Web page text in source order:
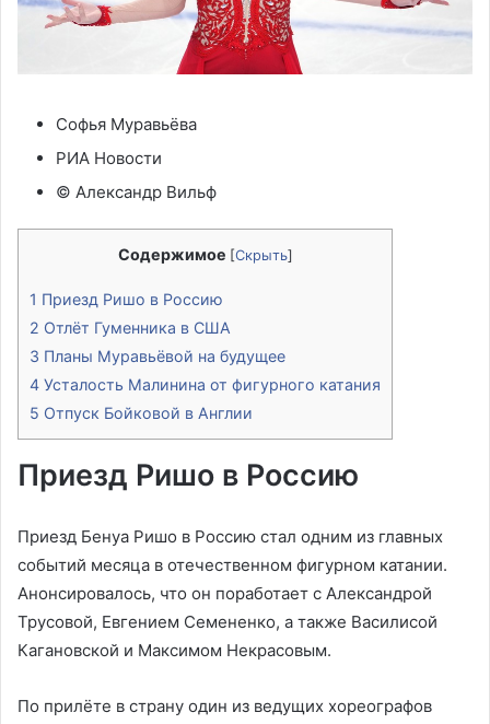
Софья Муравьёва
РИА Новости
© Александр Вильф
Содержимое [Скрыть]
1 Приезд Ришо в Россию
2 Отлёт Гуменника в США
3 Планы Муравьёвой на будущее
4 Усталость Малинина от фигурного катания
5 Отпуск Бойковой в Англии
Приезд Ришо в Россию
Приезд Бенуа Ришо в Россию стал одним из главных
событий месяца в отечественном фигурном катании.
Анонсировалось, что он поработает с Александрой
Трусовой, Евгением Семененко, а также Василисой
Кагановской и Максимом Некрасовым.
По прилёте в страну один из ведущих хореографов